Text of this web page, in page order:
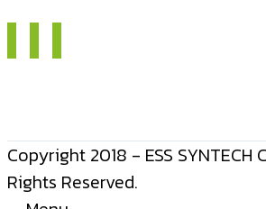
Copyright 2018 - ESS SYNTECH
Rights Reserved.